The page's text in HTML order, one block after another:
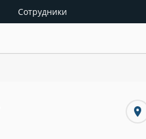
Сотрудники